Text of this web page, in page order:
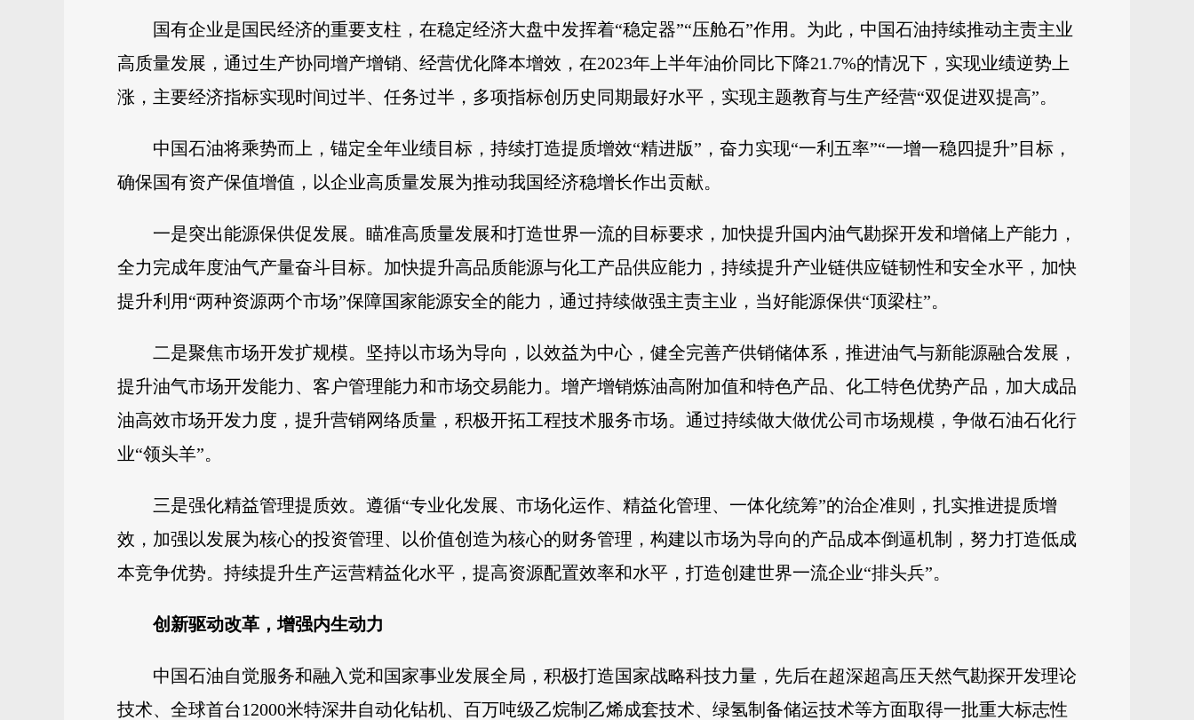
国有企业是国民经济的重要支柱，在稳定经济大盘中发挥着“稳定器”“压舱石”作用。为此，中国石油持续推动主责主业
高质量发展，通过生产协同增产增销、经营优化降本增效，在2023年上半年油价同比下降21.7%的情况下，实现业绩逆势上
涨，主要经济指标实现时间过半、任务过半，多项指标创历史同期最好水平，实现主题教育与生产经营“双促进双提高”。
中国石油将乘势而上，锚定全年业绩目标，持续打造提质增效“精进版”，奋力实现“一利五率”“一增一稳四提升”目标，
确保国有资产保值增值，以企业高质量发展为推动我国经济稳增长作出贡献。
一是突出能源保供促发展。瞄准高质量发展和打造世界一流的目标要求，加快提升国内油气勘探开发和增储上产能力，
全力完成年度油气产量奋斗目标。加快提升高品质能源与化工产品供应能力，持续提升产业链供应链韧性和安全水平，加快
提升利用“两种资源两个市场”保障国家能源安全的能力，通过持续做强主责主业，当好能源保供“顶梁柱”。
二是聚焦市场开发扩规模。坚持以市场为导向，以效益为中心，健全完善产供销储体系，推进油气与新能源融合发展，
提升油气市场开发能力、客户管理能力和市场交易能力。增产增销炼油高附加值和特色产品、化工特色优势产品，加大成品
油高效市场开发力度，提升营销网络质量，积极开拓工程技术服务市场。通过持续做大做优公司市场规模，争做石油石化行
业“领头羊”。
三是强化精益管理提质效。遵循“专业化发展、市场化运作、精益化管理、一体化统筹”的治企准则，扎实推进提质增
效，加强以发展为核心的投资管理、以价值创造为核心的财务管理，构建以市场为导向的产品成本倒逼机制，努力打造低成
本竞争优势。持续提升生产运营精益化水平，提高资源配置效率和水平，打造创建世界一流企业“排头兵”。
创新驱动改革，增强内生动力
中国石油自觉服务和融入党和国家事业发展全局，积极打造国家战略科技力量，先后在超深超高压天然气勘探开发理论
技术、全球首台12000米特深井自动化钻机、百万吨级乙烷制乙烯成套技术、绿氢制备储运技术等方面取得一批重大标志性